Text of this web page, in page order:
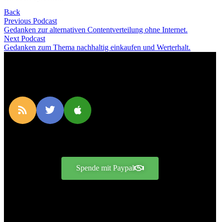
Back
Previous Podcast
Gedanken zur alternativen Contentverteilung ohne Internet.
Next Podcast
Gedanken zum Thema nachhaltig einkaufen und Werterhalt.
Spende mit Paypal